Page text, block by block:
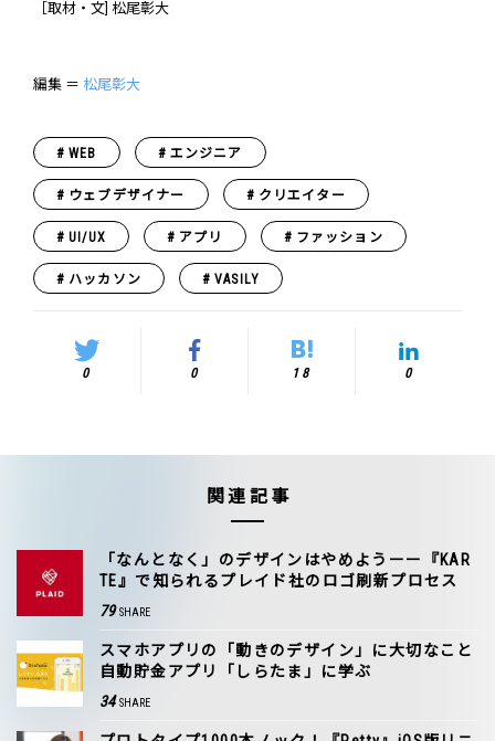
［取材・文] 松尾彰大
編集 ＝ 松尾彰大
WEB エンジニア
ウェブデザイナー クリエイター
UI/UX アプリ ファッション
ハッカソン VASILY
0 0 18 0
関連記事
「なんとなく」のデザインはやめようーー『KAR
TE』で知られるプレイド社のロゴ刷新プロセス
79 SHARE
スマホアプリの「動きのデザイン」に大切なこと――
自動貯金アプリ「しらたま」に学ぶ
34 SHARE